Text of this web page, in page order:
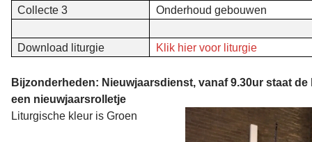
Collecte 3
Onderhoud gebouwen
Download liturgie Klik hier voor liturgie
Bijzonderheden: Nieuwjaarsdienst, vanaf 9.30ur staat de
een nieuwjaarsrolletje
Liturgische kleur is Groen